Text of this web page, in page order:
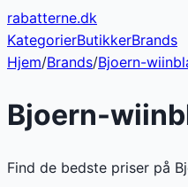
rabatterne.dk
KategorierButikkerBrands
Hjem/Brands/Bjoern-
Bjoern-
Find de bedste priser på